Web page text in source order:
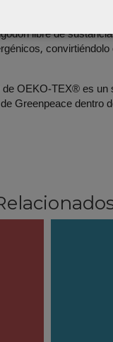
libre de
OEKO-TEX® es un
Greenpeace dentro